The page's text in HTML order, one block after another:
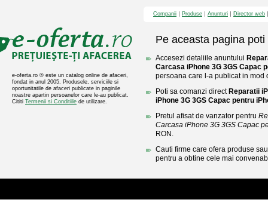
e-oferta.ro ® este un catalog online de afaceri,
fondat in anul 2005. Produsele, serviciile si
oportunitatile de afaceri publicate in paginile
noastre apartin persoanelor care le-au publicat.
Cititi Termenii si Conditiile de utilizare.
Companii Produse Anunturi Director web
Pe aceasta pagina poti
Accesezi detaliile anuntului
Carcasa iPhone 3G 3GS Capac
persoana care l-a publicat in mod
Poti sa comanzi direct Reparatii
iPhone 3G 3GS Capac pentru
Pretul afisat de vanzator pentru
Carcasa iPhone 3G 3GS Capac
RON.
Cauti firme care ofera produse
pentru a obtine cele mai